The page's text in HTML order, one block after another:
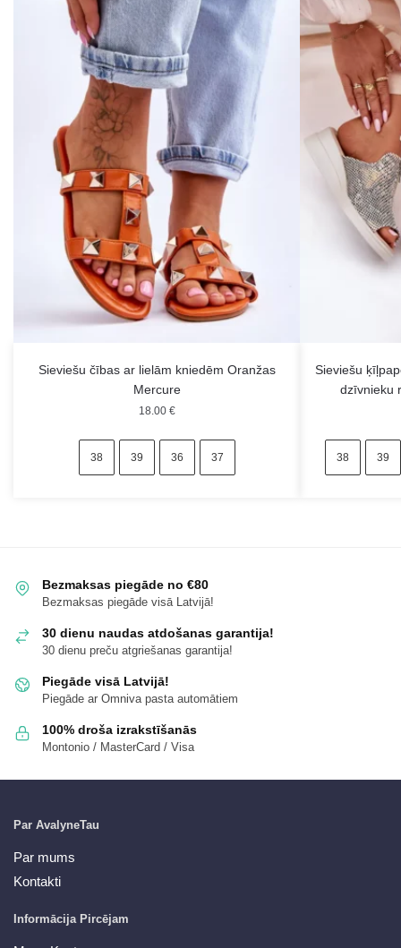
Sieviešu čības ar lielām kniedēm Oranžas
Mercure
18.00 €
38 39 36 37
Sieviešu
dzīvnieku
38 39
Bezmaksas piegāde no €80
Bezmaksas piegāde visā Latvijā!
30 dienu naudas atdošanas garantija!
30 dienu preču atgriešanas garantija!
Piegāde visā Latvijā!
Piegāde ar Omniva pasta automātiem
100% droša izrakstīšanās
Montonio / MasterCard / Visa
Par AvalyneTau
Par mums
Kontakti
Informācija Pircējam